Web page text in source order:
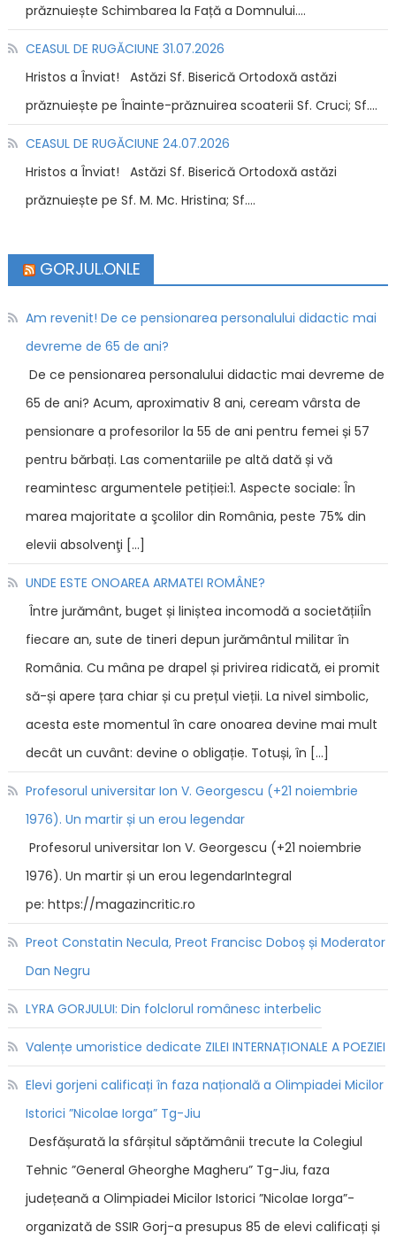
prăznuiește Schimbarea la Față a Domnului....
CEASUL DE RUGĂCIUNE 31.07.2026
Hristos a Înviat! Astăzi Sf. Biserică Ortodoxă astăzi
prăznuiește pe Înainte-prăznuirea scoaterii Sf. Cruci; Sf....
CEASUL DE RUGĂCIUNE 24.07.2026
Hristos a Înviat! Astăzi Sf. Biserică Ortodoxă astăzi
prăznuiește pe Sf. M. Mc. Hristina; Sf....
GORJUL.ONLE
Am revenit! De ce pensionarea personalului didactic mai
devreme de 65 de ani?
De ce pensionarea personalului didactic mai devreme de
65 de ani? Acum, aproximativ 8 ani, ceream vârsta de
pensionare a profesorilor la 55 de ani pentru femei și 57
pentru bărbați. Las comentariile pe altă dată și vă
reamintesc argumentele petiției:1. Aspecte sociale: În
marea majoritate a şcolilor din România, peste 75% din
elevii absolvenţi […]
UNDE ESTE ONOAREA ARMATEI ROMÂNE?
Între jurământ, buget și liniștea incomodă a societățiiÎn
fiecare an, sute de tineri depun jurământul militar în
România. Cu mâna pe drapel și privirea ridicată, ei promit
să-și apere țara chiar și cu prețul vieții. La nivel simbolic,
acesta este momentul în care onoarea devine mai mult
decât un cuvânt: devine o obligație. Totuși, în […]
Profesorul universitar Ion V. Georgescu (+21 noiembrie
1976). Un martir și un erou legendar
Profesorul universitar Ion V. Georgescu (+21 noiembrie
1976). Un martir și un erou legendarIntegral
pe: https://magazincritic.ro
Preot Constatin Necula, Preot Francisc Doboș și Moderator
Dan Negru
LYRA GORJULUI: Din folclorul românesc interbelic
Valențe umoristice dedicate ZILEI INTERNAȚIONALE A POEZIEI
Elevi gorjeni calificați în faza națională a Olimpiadei Micilor
Istorici ”Nicolae Iorga” Tg-Jiu
Desfășurată la sfârșitul săptămânii trecute la Colegiul
Tehnic ”General Gheorghe Magheru” Tg-Jiu, faza
județeană a Olimpiadei Micilor Istorici ”Nicolae Iorga”-
organizată de SSIR Gorj-a presupus 85 de elevi calificați și